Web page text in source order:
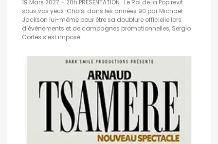
19 Mars 2027 – 20h PRÉSENTATION : Le Roi de la Pop revit
sous vos yeux !Choisi dans les années 90 par Michael
Jackson lui-même pour être sa doublure officielle lors
d’événements et de campagnes promotionnelles, Sergio
Cortés s’est imposé...